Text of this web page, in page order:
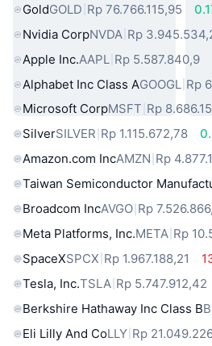
GoldGOLD Rp 76.766.115,95
Nvidia CorpNVDA Rp
Apple Inc.AAPL Rp 5.587.840,9
Alphabet Inc Class AGOOGL Rp
Microsoft CorpMSFT Rp
SilverSILVER Rp 1.115.672,78
Amazon.com IncAMZN Rp
Taiwan Semiconductor
Broadcom IncAVGO Rp
Meta Platforms, Inc.META Rp
SpaceXSPCX Rp 1.967.188,21
Tesla, Inc.TSLA Rp 5.747.912,42
Berkshire Hathaway Inc Class B
Eli Lilly And CoLLY Rp